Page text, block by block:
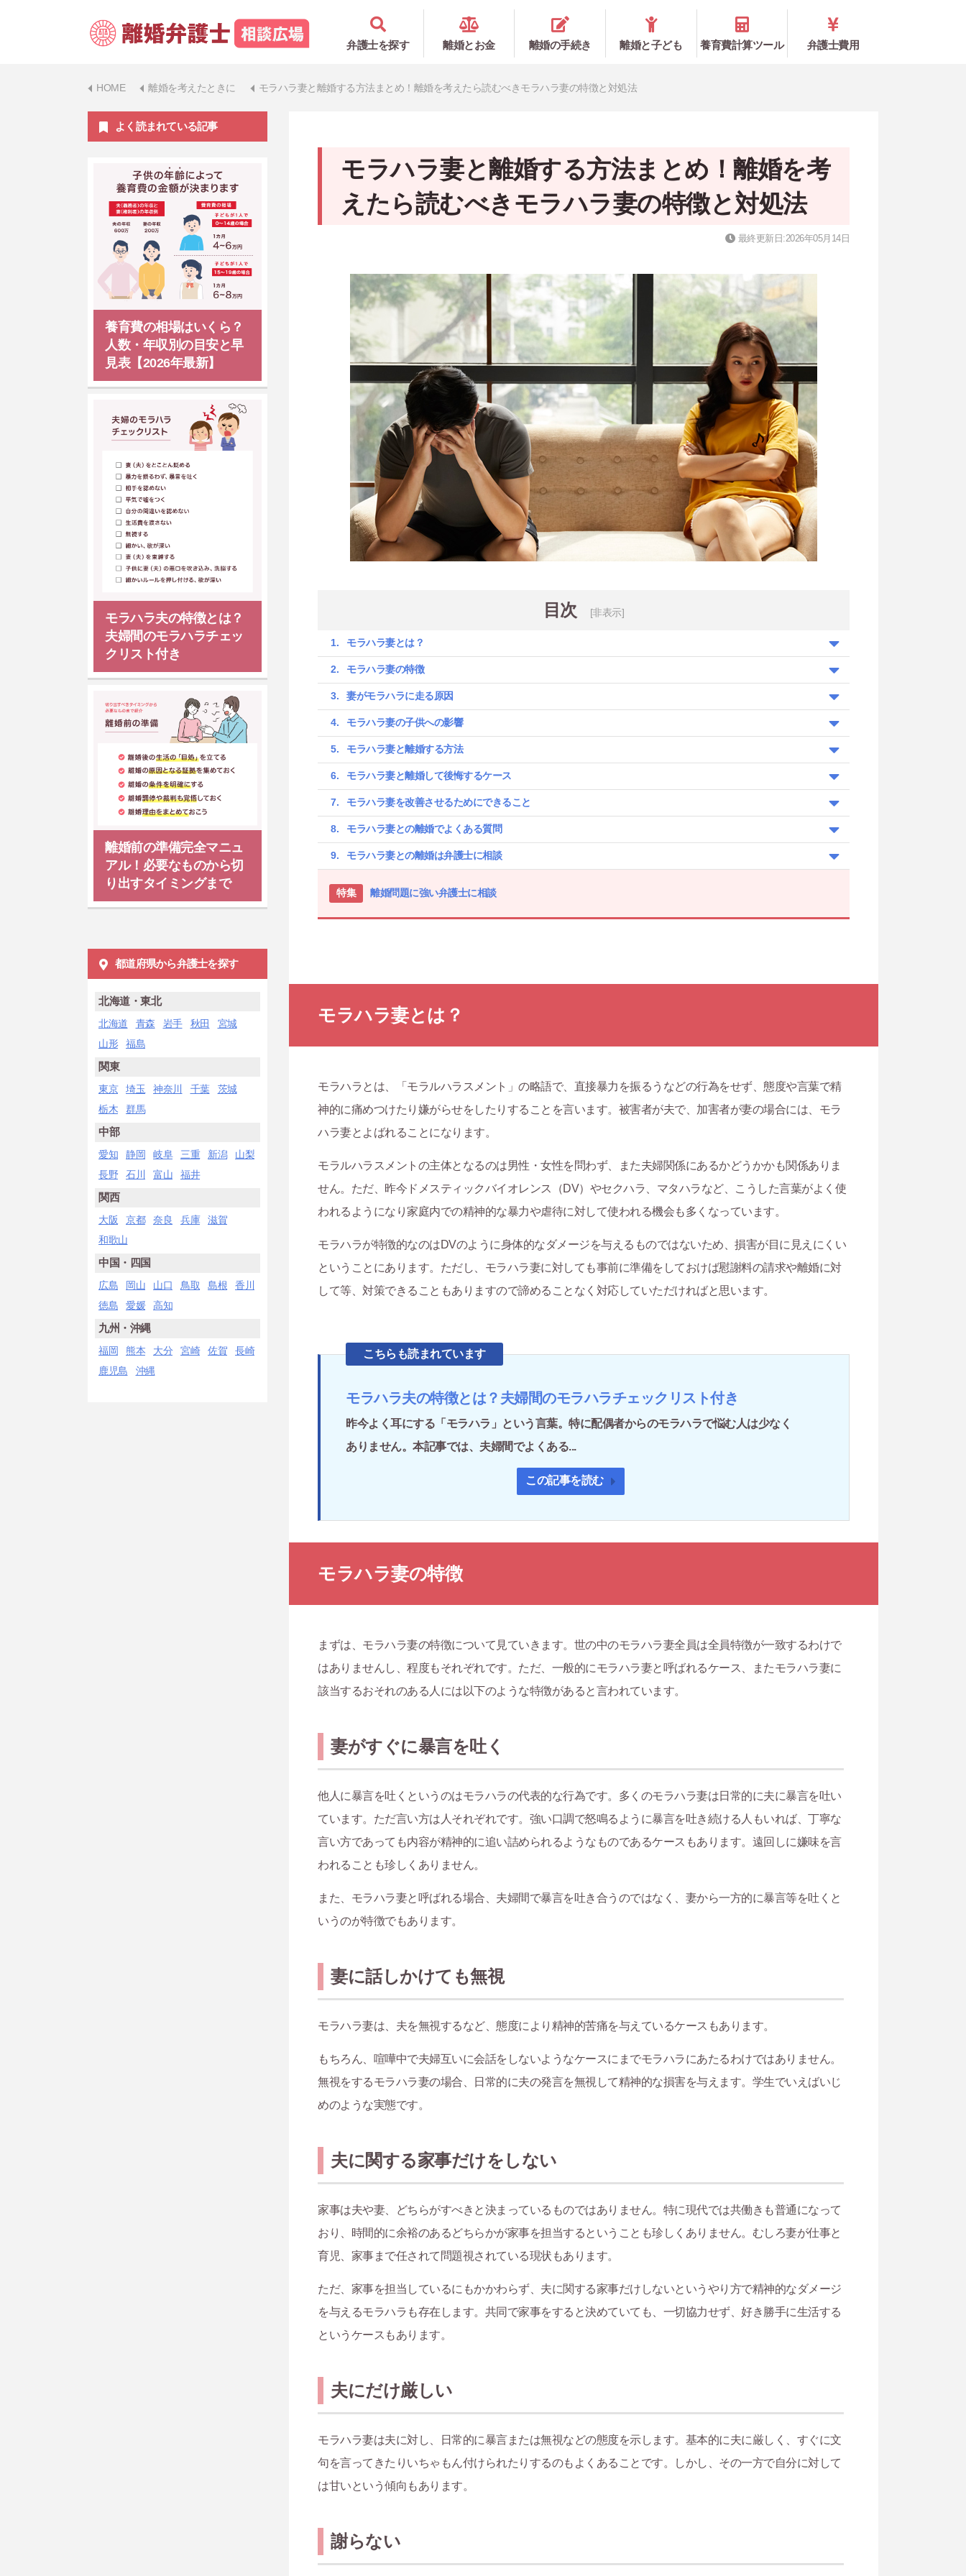
弁護士を探す 離婚とお金 離婚の手続き 離婚と子ども 養育費計算ツール 弁護士費用
HOME 離婚を考えたときに モラハラ妻と離婚する方法まとめ！離婚を考えたら読むべきモラハラ妻の特徴と対処法
モラハラ妻と離婚する方法まとめ！離婚を考
えたら読むべきモラハラ妻の特徴と対処法
最終更新日:2026年05月14日
目次 [非表示]
モラハラ妻とは？
モラハラ妻の特徴
妻がモラハラに走る原因
モラハラ妻の子供への影響
モラハラ妻と離婚する方法
モラハラ妻と離婚して後悔するケース
モラハラ妻を改善させるためにできること
モラハラ妻との離婚でよくある質問
モラハラ妻との離婚は弁護士に相談
特集 離婚問題に強い弁護士に相談
モラハラ妻とは？
モラハラとは、「モラルハラスメント」の略語で、直接暴力を振るうなどの行為をせず、態度や言葉で精
神的に痛めつけたり嫌がらせをしたりすることを言います。被害者が夫で、加害者が妻の場合には、モラ
ハラ妻とよばれることになります。
モラルハラスメントの主体となるのは男性・女性を問わず、また夫婦関係にあるかどうかかも関係ありま
せん。ただ、昨今ドメスティックバイオレンス（DV）やセクハラ、マタハラなど、こうした言葉がよく使
われるようになり家庭内での精神的な暴力や虐待に対して使われる機会も多くなっています。
モラハラが特徴的なのはDVのように身体的なダメージを与えるものではないため、損害が目に見えにくい
ということにあります。ただし、モラハラ妻に対しても事前に準備をしておけば慰謝料の請求や離婚に対
して等、対策できることもありますので諦めることなく対応していただければと思います。
こちらも読まれています
モラハラ夫の特徴とは？夫婦間のモラハラチェックリスト付き
昨今よく耳にする「モラハラ」という言葉。特に配偶者からのモラハラで悩む人は少なく
ありません。本記事では、夫婦間でよくある...
この記事を読む
モラハラ妻の特徴
まずは、モラハラ妻の特徴について見ていきます。世の中のモラハラ妻全員は全員特徴が一致するわけで
はありませんし、程度もそれぞれです。ただ、一般的にモラハラ妻と呼ばれるケース、またモラハラ妻に
該当するおそれのある人には以下のような特徴があると言われています。
妻がすぐに暴言を吐く
他人に暴言を吐くというのはモラハラの代表的な行為です。多くのモラハラ妻は日常的に夫に暴言を吐い
ています。ただ言い方は人それぞれです。強い口調で怒鳴るように暴言を吐き続ける人もいれば、丁寧な
言い方であっても内容が精神的に追い詰められるようなものであるケースもあります。遠回しに嫌味を言
われることも珍しくありません。
また、モラハラ妻と呼ばれる場合、夫婦間で暴言を吐き合うのではなく、妻から一方的に暴言等を吐くと
いうのが特徴でもあります。
妻に話しかけても無視
モラハラ妻は、夫を無視するなど、態度により精神的苦痛を与えているケースもあります。
もちろん、喧嘩中で夫婦互いに会話をしないようなケースにまでモラハラにあたるわけではありません。
無視をするモラハラ妻の場合、日常的に夫の発言を無視して精神的な損害を与えます。学生でいえばいじ
めのような実態です。
夫に関する家事だけをしない
家事は夫や妻、どちらがすべきと決まっているものではありません。特に現代では共働きも普通になって
おり、時間的に余裕のあるどちらかが家事を担当するということも珍しくありません。むしろ妻が仕事と
育児、家事まで任されて問題視されている現状もあります。
ただ、家事を担当しているにもかかわらず、夫に関する家事だけしないというやり方で精神的なダメージ
を与えるモラハラも存在します。共同で家事をすると決めていても、一切協力せず、好き勝手に生活する
というケースもあります。
夫にだけ厳しい
モラハラ妻は夫に対し、日常的に暴言または無視などの態度を示します。基本的に夫に厳しく、すぐに文
句を言ってきたりいちゃもん付けられたりするのもよくあることです。しかし、その一方で自分に対して
は甘いという傾向もあります。
謝らない
よく読まれている記事
養育費の相場はいくら？
人数・年収別の目安と早
見表【2026年最新】
モラハラ夫の特徴とは？
夫婦間のモラハラチェッ
クリスト付き
離婚前の準備完全マニュ
アル！必要なものから切
り出すタイミングまで
都道府県から弁護士を探す
北海道・東北
北海道 青森 岩手 秋田
宮城
山形
福島
関東
東京 埼玉 神奈川 千葉
茨城
栃木
群馬
中部
愛知 静岡 岐阜 三重 新潟
山梨
長野
石川 富山 福井
関西
大阪 京都 奈良 兵庫
滋賀
和歌山
中国・四国
広島 岡山 山口 鳥取 島根
香川
徳島
愛媛 高知
九州・沖縄
福岡 熊本 大分 宮崎 佐賀
長崎
鹿児島
沖縄